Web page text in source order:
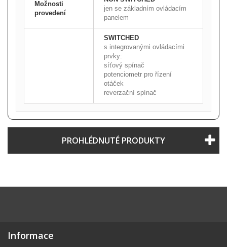
Možnosti
provedení
jen se základním ovládacím
panelem
SWITCHED
s integrovanými ovládacími
prvky:
síťový spínač
potenciometr pro řízení
otáček
reverzační spínač
PROHLÉDNUTÉ PRODUKTY
Informace